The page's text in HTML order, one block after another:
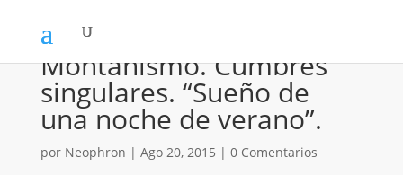
Montañismo. Cumbres
singulares. “Sueño de
una noche de verano”.
por Neophron | Ago 20, 2015 | 0 Comentarios